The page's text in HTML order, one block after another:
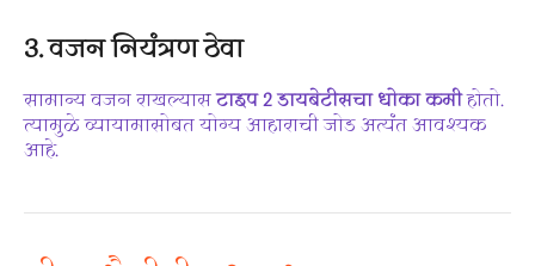
3.वजन नियंत्रण ठेवा
सामान्य वजन राखल्यासटाइप 2 डायबेटीसचा धोका कमीहोतो.
त्यामुळे व्यायामासोबत योग्य आहाराची जोड अत्यंत आवश्यक
आहे.